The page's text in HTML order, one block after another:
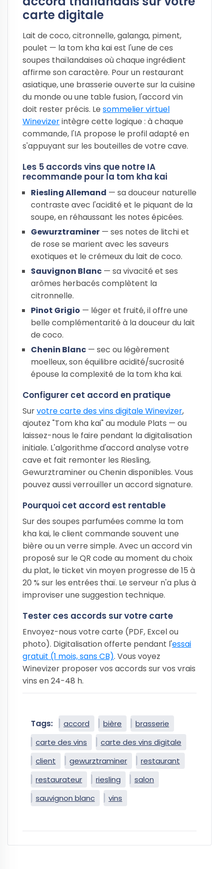
carte digitale
Lait de coco, citronnelle, galanga, piment,
poulet — la tom kha kai est l'une de ces
soupes thaïlandaises où chaque ingrédient
affirme son caractère. Pour un restaurant
asiatique, une brasserie ouverte sur la cuisine
du monde ou une table fusion, l'accord vin
doit rester précis. Le sommelier virtuel
Winevizerintègre cette logique : à chaque
commande, l'IA propose le profil adapté en
s'appuyant sur les bouteilles de votre cave.
Les 5 accords vins que notre IA
recommande pour la tom kha kai
Riesling Allemand — sa douceur naturelle
contraste avec l'acidité et le piquant de la
soupe, en réhaussant les notes épicées.
Gewurztraminer — ses notes de litchi et
de rose se marient avec les saveurs
exotiques et le crémeux du lait de coco.
Sauvignon Blanc — sa vivacité et ses
arômes herbacés complètent la
citronnelle.
Pinot Grigio — léger et fruité, il offre une
belle complémentarité à la douceur du lait
de coco.
Chenin Blanc — sec ou légèrement
moelleux, son équilibre acidité/sucrosité
épouse la complexité de la tom kha kai.
Configurer cet accord en pratique
Survotre carte des vins digitale Winevizer,
ajoutez "Tom kha kai" au module Plats — ou
laissez-nous le faire pendant la digitalisation
initiale. L'algorithme d'accord analyse votre
cave et fait remonter les Riesling,
Gewurztraminer ou Chenin disponibles. Vous
pouvez aussi verrouiller un accord signature.
Pourquoi cet accord est rentable
Sur des soupes parfumées comme la tom
kha kai, le client commande souvent une
bière ou un verre simple. Avec un accord vin
proposé sur le QR code au moment du choix
du plat, le ticket vin moyen progresse de 15 à
20 % sur les entrées thaï. Le serveur n'a plus à
improviser une suggestion technique.
Tester ces accords sur votre carte
Envoyez-nous votre carte (PDF, Excel ou
photo). Digitalisation offerte pendant l'essai
gratuit (1 mois, sans CB). Vous voyez
Winevizer proposer vos accords sur vos vrais
vins en 24-48 h.
Tags: accord bière
brasserie
carte des vins
carte des vins digitale
client
gewurztraminer
restaurant
restaurateur
riesling
salon
sauvignon blanc
vins